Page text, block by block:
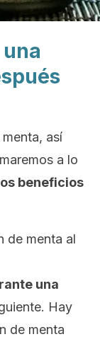
así
a lo
beneficios
de menta al
una
Hay
de menta